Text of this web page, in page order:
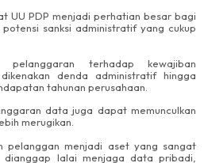
UU PDP menjadi perhatian besar bagi
sanksi administratif yang cukup
terhadap kewajiban
denda administratif hingga
tahunan perusahaan.
data juga dapat memunculkan
merugikan.
pelanggan menjadi aset yang sangat
dianggap lalai menjaga data pribadi,